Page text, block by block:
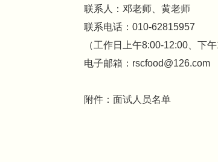
联系人：邓老师、黄老师
联系电话：010-62815957
（工作日上午8:00-12:00、下午
电子邮箱：rscfood@126.com
附件：面试人员名单
2026